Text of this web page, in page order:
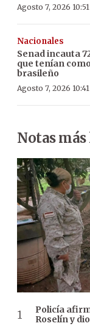
Agosto 7, 2026
Nacionales
Senad incauta
que tenían
brasileño
Agosto 7, 2026
Notas más
Policía
Roselín y